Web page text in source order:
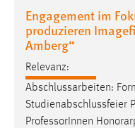
Engagement im
produzieren
Amberg“
Relevanz:
Abschlussarbeiten:
Studienabschlussfeier
Professor Innen